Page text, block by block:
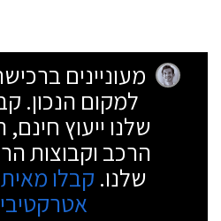
מעוניינים
למקום הנכון.
שלנו ייעוץ
הרכב וקבוצות
שלנו. קבלו